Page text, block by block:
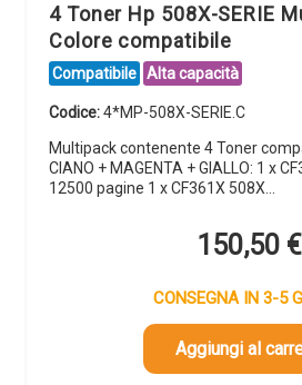
4 Toner Hp 508X-SERIE
Colore compatibile
Compatibile Alta capacità
Codice:4*MP-508X-SERIE.C
Multipack contenente 4 Toner
CIANO + MAGENTA + GIALLO: 1 x
12500 pagine 1 x CF361X 508X…
150,50 €
CONSEGNA IN 3-5
Aggiungi al